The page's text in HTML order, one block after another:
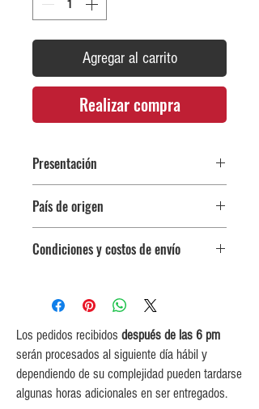
Agregar al carrito
Realizar compra
Presentación
País de origen
Condiciones y costos de envío
iguales o mayores a $350,000.
$5,000 para pedidos entre
$150,000 y $349,999.
$10,000 para pedidos entre
$80,000 y $149,999.
$15,000 para pedidos menores de
$80,000
Los pedidos recibidos después de las 6 pm
serán procesados al siguiente día hábil y
dependiendo de su complejidad pueden tardarse
algunas horas adicionales en ser entregados.